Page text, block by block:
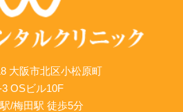
大阪市北区小松原町
3 OSビル10F
/梅田駅 徒歩5分